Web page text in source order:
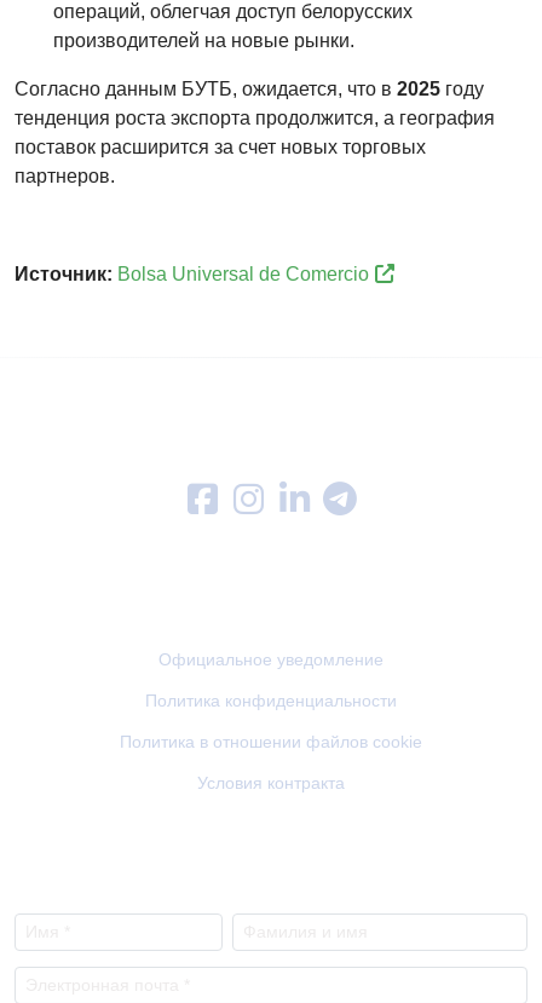
операций, облегчая доступ белорусских
производителей на новые рынки.
Согласно данным БУТБ, ожидается, что в 2025 году
тенденция роста экспорта продолжится, а география
поставок расширится за счет новых торговых
партнеров.
Источник: Bolsa Universal de Comercio
Официальное уведомление
Политика конфиденциальности
Политика в отношении файлов cookie
Условия контракта